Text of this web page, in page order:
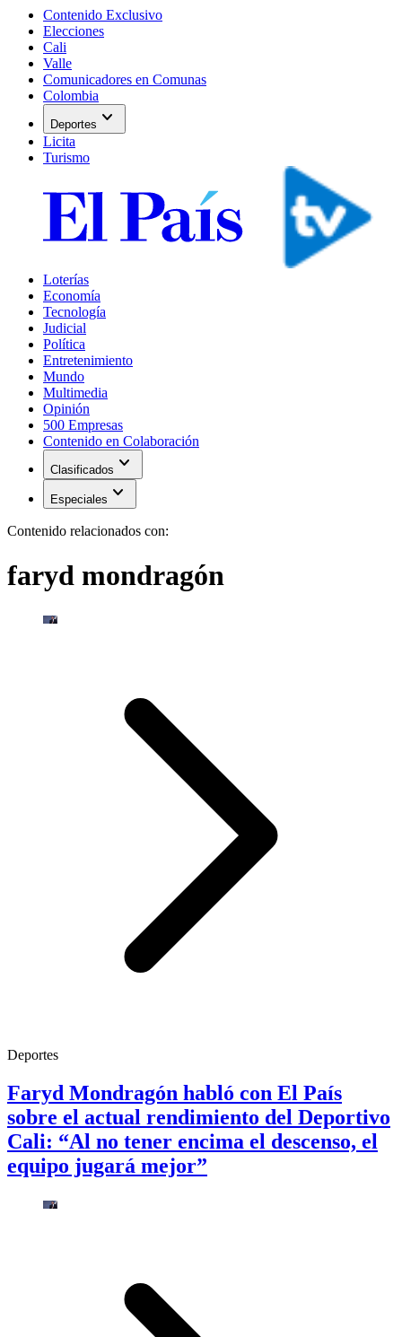
Contenido Exclusivo
Elecciones
Cali
Valle
Comunicadores en Comunas
Colombia
Deportes expand_more
Licita
Turismo
Loterías
Economía
Tecnología
Judicial
Política
Entretenimiento
Mundo
Multimedia
Opinión
500 Empresas
Contenido en Colaboración
Clasificados expand_more
Especiales expand_more
Contenido relacionados con:
faryd mondragón
Deportes
Faryd Mondragón habló con El País
sobre el actual rendimiento del Deportivo
Cali: “Al no tener encima el descenso, el
equipo jugará mejor”